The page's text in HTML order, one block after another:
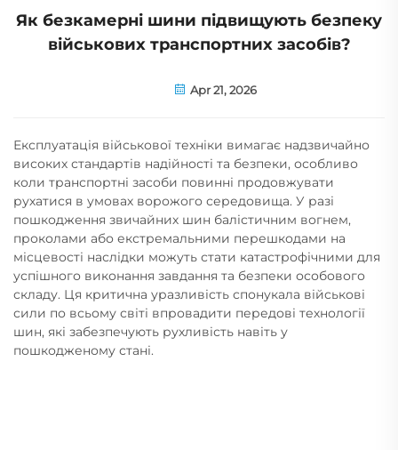
Як безкамерні шини підвищують безпеку
військових транспортних засобів?
Apr 21, 2026
Експлуатація військової техніки вимагає надзвичайно
високих стандартів надійності та безпеки, особливо
коли транспортні засоби повинні продовжувати
рухатися в умовах ворожого середовища. У разі
пошкодження звичайних шин балістичним вогнем,
проколами або екстремальними перешкодами на
місцевості наслідки можуть стати катастрофічними для
успішного виконання завдання та безпеки особового
складу. Ця критична уразливість спонукала військові
сили по всьому світі впровадити передові технології
шин, які забезпечують рухливість навіть у
пошкодженому стані.